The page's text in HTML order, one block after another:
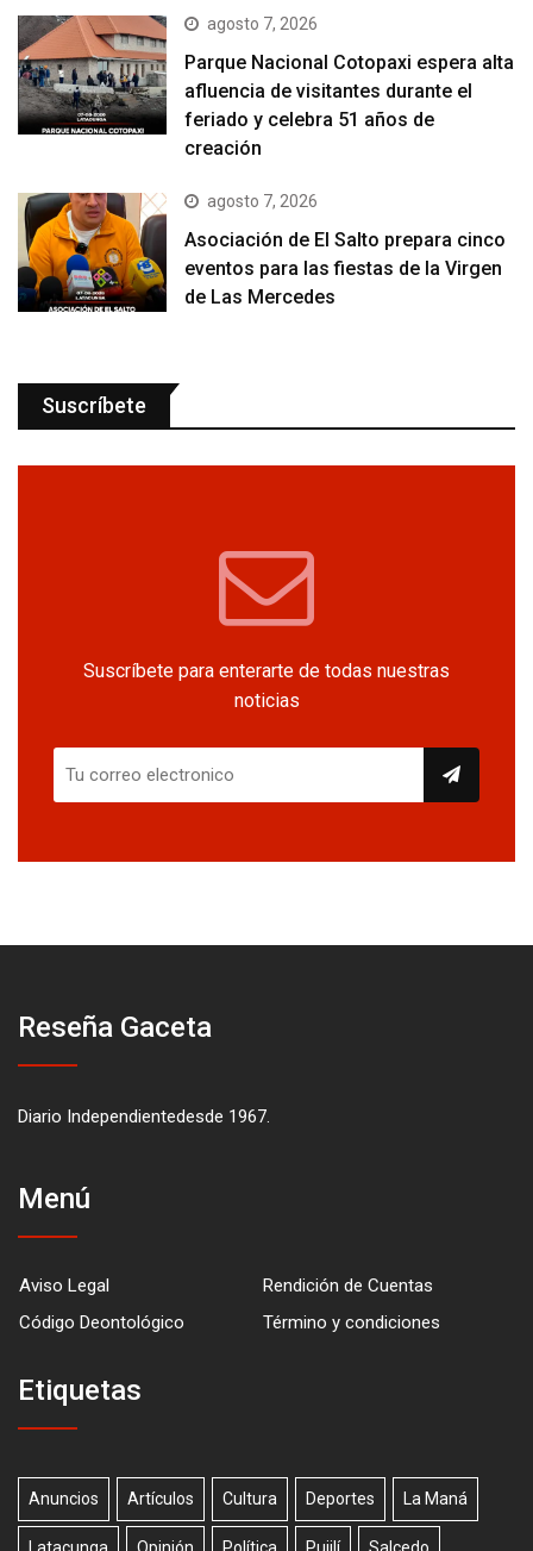
agosto 7, 2026
Parque Nacional Cotopaxi espera alta
afluencia de visitantes durante el
feriado y celebra 51 años de
creación
agosto 7, 2026
Asociación de El Salto prepara cinco
eventos para las fiestas de la Virgen
de Las Mercedes
Suscríbete
Suscríbete para enterarte de todas nuestras
noticias
Reseña Gaceta
Diario Independientedesde 1967.
Menú
Aviso Legal
Rendición de Cuentas
Código Deontológico
Término y condiciones
Etiquetas
Anuncios Artículos Cultura Deportes La Maná